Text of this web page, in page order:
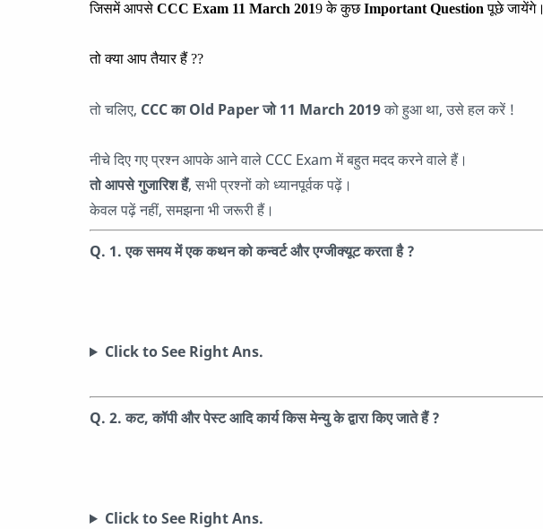
जिसमें आपसे CCC Exam 11 March 2019 के कुछImportant Question पूछे जायेंगे।
तो क्या आप तैयार हैं ??
तो चलिए, CCC का Old Paper जो 11 March 2019को हुआ था, उसे हल करें !
नीचे दिए गए प्रश्न आपके आने वाले CCC Exam में बहुत मदद करने वाले हैं।
तो आपसे गुजारिश हैं, सभी प्रश्नों को ध्यानपूर्वक पढ़ें।
केवल पढ़ें नहीं, समझना भी जरूरी हैं।
Q. 1. एक समय में एक कथन को कन्वर्ट और एग्जीक्यूट करता है ?
Click to See Right Ans.
Q. 2. कट, कॉपी और पेस्ट आदि कार्य किस मेन्यु के द्वारा किए जाते हैं ?
Click to See Right Ans.